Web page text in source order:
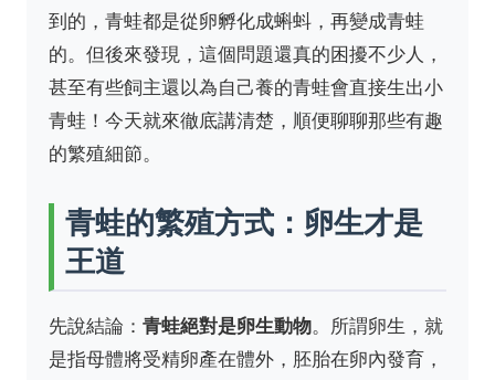
到的，青蛙都是從卵孵化成蝌蚪，再變成青蛙
的。但後來發現，這個問題還真的困擾不少人，
甚至有些飼主還以為自己養的青蛙會直接生出小
青蛙！今天就來徹底講清楚，順便聊聊那些有趣
的繁殖細節。
青蛙的繁殖方式：卵生才是
王道
先說結論： 青蛙絕對是卵生動物。所謂卵生，就
是指母體將受精卵產在體外，胚胎在卵內發育，